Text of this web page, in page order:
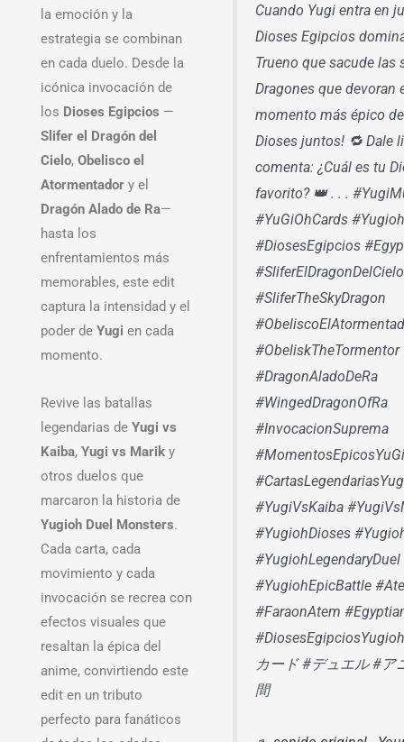
la emoción y la
estrategia se combinan
en cada duelo. Desde la
icónica invocación de
los Dioses Egipcios —
Slifer el Dragón del
Cielo, Obelisco el
Atormentador y el
Dragón Alado de Ra—
hasta los
enfrentamientos más
memorables, este edit
captura la intensidad y el
poder de Yugi en cada
momento.
Revive las batallas
legendarias de Yugi vs
Kaiba, Yugi vs Marik y
otros duelos que
marcaron la historia de
Yugioh Duel Monsters.
Cada carta, cada
movimiento y cada
invocación se recrea con
efectos visuales que
resaltan la épica del
anime, convirtiendo este
edit en un tributo
perfecto para fanáticos
Cuando Yugi entra en
Dioses Egipcios
Trueno que sacude las
Dragones que devoran
momento más épico de
Dioses juntos! 🔁 Dale
comenta: ¿Cuál es tu
favorito? 👑 . . .
#YuGiOhCards
#DiosesEgipcios
#SliferElDragonDelCielo
#SliferTheSkyDragon
#ObeliskTheTormentor
#DragonAladoDeRa
#WingedDragonOfRa
#InvocacionSuprema
#YugiVsKaiba
#YugiohDioses
#YugiohLegendaryDuel
#YugiohEpicBattle
#FaraonAtem
カード #デュエル #ア
間